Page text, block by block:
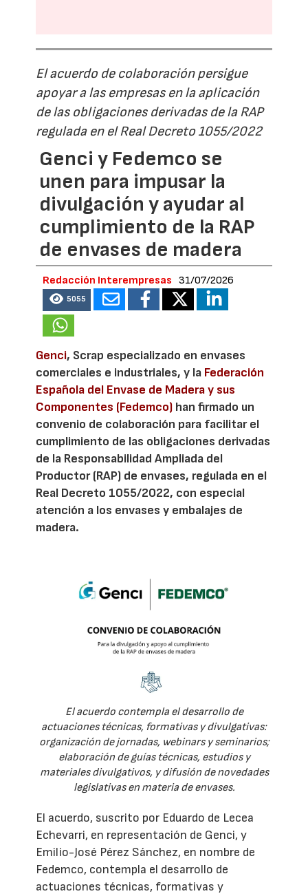
El acuerdo de colaboración persigue
apoyar a las empresas en la aplicación
de las obligaciones derivadas de la RAP
regulada en el Real Decreto 1055/2022
Genci y Fedemco se
unen para impusar la
divulgación y ayudar al
cumplimiento de la RAP
de envases de madera
Redacción Interempresas 31/07/2026
5055
Genci, Scrap especializado en envases
comerciales e industriales, y la Federación
Española del Envase de Madera y sus
Componentes (Fedemco) han firmado un
convenio de colaboración para facilitar el
cumplimiento de las obligaciones derivadas
de la Responsabilidad Ampliada del
Productor (RAP) de envases, regulada en el
Real Decreto 1055/2022, con especial
atención a los envases y embalajes de
madera.
El acuerdo contempla el desarrollo de
actuaciones técnicas, formativas y divulgativas:
organización de jornadas, webinars y seminarios;
elaboración de guías técnicas, estudios y
materiales divulgativos, y difusión de novedades
legislativas en materia de envases.
El acuerdo, suscrito por Eduardo de Lecea
Echevarri, en representación de Genci, y
Emilio-José Pérez Sánchez, en nombre de
Fedemco, contempla el desarrollo de
actuaciones técnicas, formativas y